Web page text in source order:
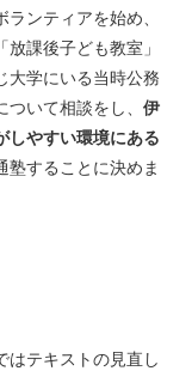
ンティアを始め、
課後子ども教室」
大学にいる当時公務
いて相談をし、 伊
しやすい環境にある
塾することに決めま
はテキストの見直し